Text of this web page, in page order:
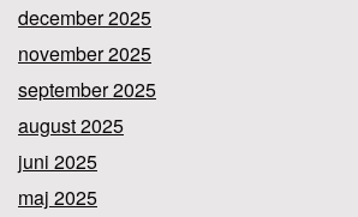
december 2025
november 2025
september 2025
august 2025
juni 2025
maj 2025